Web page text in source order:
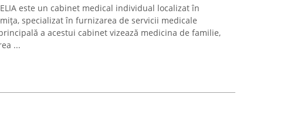
este un cabinet medical individual localizat în
specializat în furnizarea de servicii medicale
a acestui cabinet vizează medicina de familie,
...